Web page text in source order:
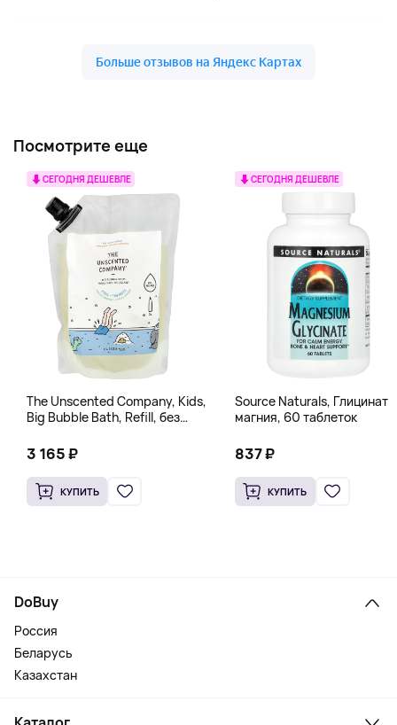
Посмотрите еще
СЕГОДНЯ ДЕШЕВЛЕ
The Unscented Company, Kids,
Big Bubble Bath, Refill, без
Унции)
3 165 ₽
КУПИТЬ
СЕГОДНЯ ДЕШЕВЛЕ
Source Naturals, Глицинат
магния, 60 таблеток
837 ₽
КУПИТЬ
DoBuy
Россия
Беларусь
Казахстан